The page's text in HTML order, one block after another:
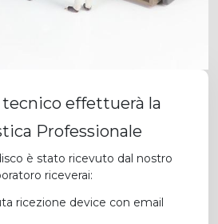
tecnico effettuerà la
Professionale
è stato ricevuto dal nostro
riceverai:
ricezione device con email